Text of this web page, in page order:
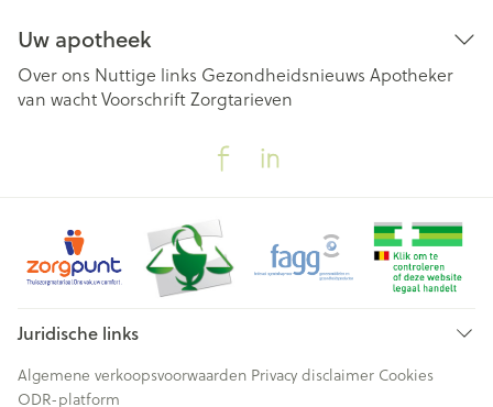
Uw apotheek
Over ons Nuttige links Gezondheidsnieuws Apotheker
van wachtVoorschriftZorgtarieven
Juridische links
Algemene verkoopsvoorwaarden Privacy disclaimer Cookies
ODR-platform